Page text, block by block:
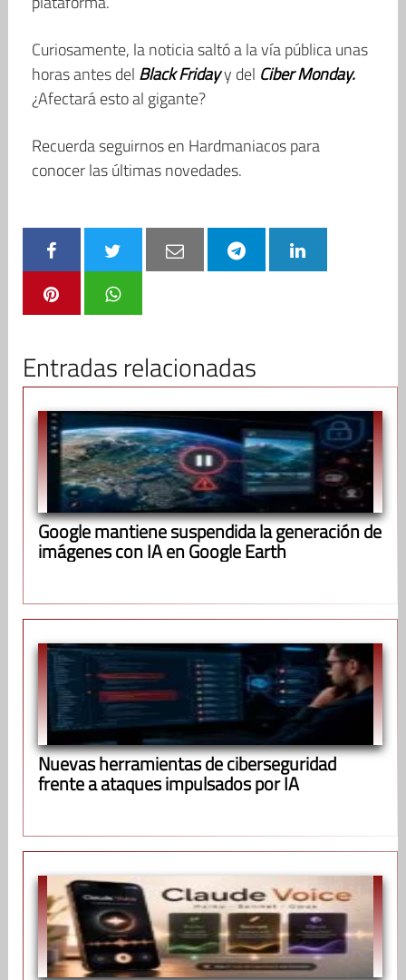
Curiosamente, la noticia saltó a la vía pública unas
horas antes del Black Fridayy del Ciber Monday.
¿Afectará esto al gigante?
Recuerda seguirnos en Hardmaniacos para
conocer las últimas novedades.
Entradas relacionadas
Google mantiene suspendida la generación de
imágenes con IA en Google Earth
Nuevas herramientas de ciberseguridad
frente a ataques impulsados por IA